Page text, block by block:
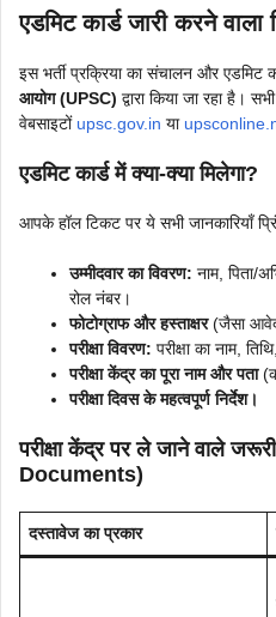
एडमिट कार्ड जारी करने वाला
इस भर्ती प्रक्रिया का संचालन और एडमिट
आयोग (UPSC) द्वारा किया जा रहा है।
वेबसाइटों upsc.gov.in या
एडमिट कार्ड में क्या-क्या मिलेगा?
आपके हॉल टिकट पर ये सभी जानकारियाँ
उम्मीदवार का विवरण: नाम, पिता/
रोल नंबर।
फोटोग्राफ और हस्ताक्षर(जैसा
परीक्षा विवरण: परीक्षा का नाम,
परीक्षा केंद्र का पूरा नाम और पता
परीक्षा दिवस के महत्वपूर्ण निर्देश।
परीक्षा केंद्र पर ले जाने वाले
Documents)
दस्तावेज का प्रकार